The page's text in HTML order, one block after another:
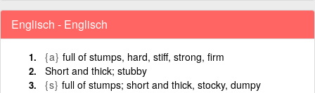
Englisch - Englisch
{a} full of stumps, hard, stiff, strong, firm
Short and thick; stubby
{s} full of stumps; short and thick, stocky, dumpy